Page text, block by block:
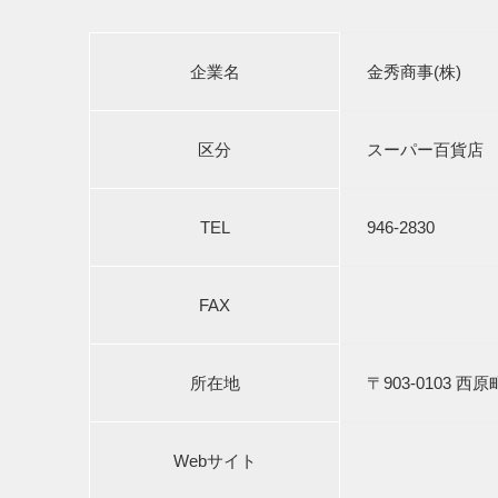
企業名 金秀商事(株)
区分 スーパー百貨店
TEL 946-2830
FAX
所在地 〒903-0103 西原
Webサイト